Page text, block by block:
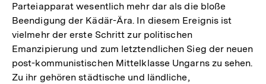
Parteiapparat wesentlich mehr dar als die bloße
Beendigung der Kädär-Ära. In diesem Ereignis ist
vielmehr der erste Schritt zur politischen
Emanzipierung und zum letztendlichen Sieg der neuen
post-kommunistischen Mittelklasse Ungarns zu sehen.
Zu ihr gehören städtische und ländliche,